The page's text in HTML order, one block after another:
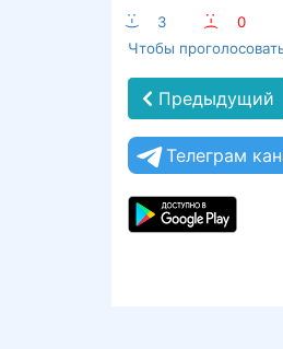
:-) 3 :-(
0
Чтобы
Предыдущий
Телеграм